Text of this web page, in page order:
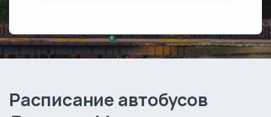
Расписание автобусов